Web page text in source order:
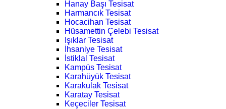
Hanay Başı Tesisat
Harmancık Tesisat
Hocacihan Tesisat
Hüsamettin Çelebi Tesisat
Işıklar Tesisat
İhsaniye Tesisat
İstiklal Tesisat
Kampüs Tesisat
Karahüyük Tesisat
Karakulak Tesisat
Karatay Tesisat
Keçeciler Tesisat